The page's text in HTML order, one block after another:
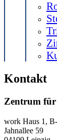
Kontakt
Zentrum
work Haus 1,
Jahnallee 59